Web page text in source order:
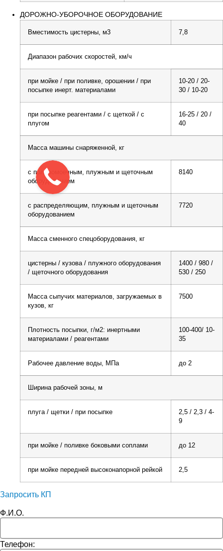
ДОРОЖНО-УБОРОЧНОЕ ОБОРУДОВАНИЕ
Вместимость цистерны, м3 7,8
Диапазон рабочих скоростей, км/ч
при мойке / при поливке, орошении / при
посыпке инерт. материалами
10-20 / 20-
30 / 10-20
при посыпке реагентами / с щеткой / с
плугом
16-25 / 20 /
40
Масса машины снаряженной, кг
с поливомоечным, плужным и щеточным
оборудованием
8140
с распределяющим, плужным и щеточным
оборудованием
7720
Масса сменного спецоборудования, кг
цистерны / кузова / плужного оборудования
/ щеточного оборудования
1400 / 980 /
530 / 250
Масса сыпучих материалов, загружаемых в
кузов, кг
7500
Плотность посыпки, г/м2: инертными
материалами / реагентами
100-400/ 10-
35
Рабочее давление воды, МПа до 2
Ширина рабочей зоны, м
плуга / щетки / при посыпке
2,5 / 2,3 / 4-
9
при мойке / поливке боковыми соплами до 12
при мойке передней высоконапорной рейкой 2,5
Запросить КП
Ф.И.О.
Телефон: